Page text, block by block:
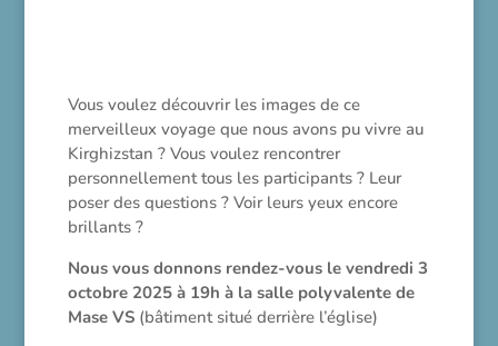
Vous voulez découvrir les images de ce
merveilleux voyage que nous avons pu vivre au
Kirghizstan ? Vous voulez rencontrer
personnellement tous les participants ? Leur
poser des questions ? Voir leurs yeux encore
brillants ?
Nous vous donnons rendez-vous le vendredi 3
octobre 2025 à 19h à la salle polyvalente de
Mase VS (bâtiment situé derrière l’église)